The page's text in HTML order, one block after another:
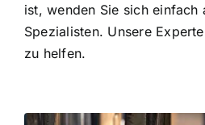
ist, wenden Sie sich einfach
Spezialisten. Unsere
zu helfen.